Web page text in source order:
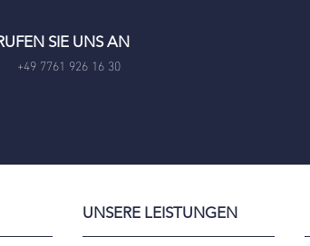
SIE UNS AN
+49 7761 926 16 30
UNSERE LEISTUNGEN